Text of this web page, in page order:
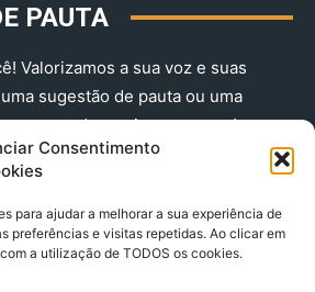
Consentimento
para ajudar a melhorar a sua experiência de
preferências e visitas repetidas. Ao clicar em
a utilização de TODOS os cookies.
PAUTA
Valorizamos a sua voz e suas
sugestão de pauta ou uma
contada, envie-nos agora!